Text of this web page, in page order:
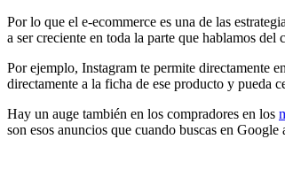
Por lo que el e-ecommerce es una de las
a ser creciente en toda la parte que hablamos del
Por ejemplo, Instagram te permite directamente
directamente a la ficha de ese producto y pueda
Hay un auge también en los compradores en los
son esos anuncios que cuando buscas en